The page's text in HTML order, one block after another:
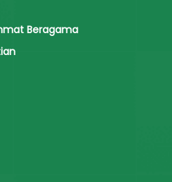
Beragama